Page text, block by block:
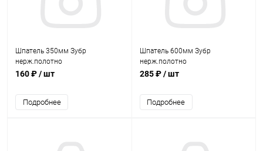
Шпатель 350мм Зубр
нерж.полотно
160 ₽/ шт
Подробнее
Шпатель 600мм Зубр
нерж.полотно
285 ₽/ шт
Подробнее